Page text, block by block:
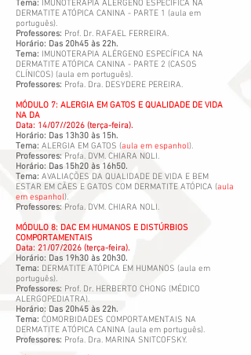
Tema: IMUNOTERAPIA ALÉRGENO ESPECÍFICA NA
DERMATITE ATÓPICA CANINA - PARTE 1 (aula em
português).
Professores: Prof. Dr. RAFAEL FERREIRA.
Horário: Das 20h45 às 22h.
Tema: IMUNOTERAPIA ALÉRGENO ESPECÍFICA NA
DERMATITE ATÓPICA CANINA - PARTE 2 (CASOS
CLÍNICOS) (aula em português).
Professores: Profa. Dra. DESYDERE PEREIRA.
MÓDULO 7: ALERGIA EM GATOS E QUALIDADE DE VIDA
NA DA
Data: 14/07//2026 (terça-feira).
Horário: Das 13h30 às 15h.
Tema: ALERGIA EM GATOS (aula em espanhol).
Professores: Profa. DVM. CHIARA NOLI.
Horário: Das 15h20 às 16h50.
Tema: AVALIAÇÕES DA QUALIDADE DE VIDA E BEM
ESTAR EM CÃES E GATOS COM DERMATITE ATÓPICA (aula
em espanhol).
Professores: Profa. DVM. CHIARA NOLI.
MÓDULO 8: DAC EM HUMANOS E DISTÚRBIOS
COMPORTAMENTAIS
Data: 21/07/2026 (terça-feira).
Horário: Das 19h30 às 20h30.
Tema: DERMATITE ATÓPICA EM HUMANOS (aula em
português).
Professores: Prof. Dr. HERBERTO CHONG (MÉDICO
ALERGOPEDIATRA).
Horário: Das 20h45 às 22h.
Tema: COMORBIDADES COMPORTAMENTAIS NA
DERMATITE ATÓPICA CANINA (aula em português).
Professores: Profa. Dra. MARINA SNITCOFSKY.